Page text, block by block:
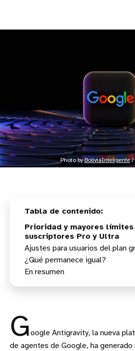
Photo by BoliviaInteligente /
Prioridad y mayores
suscriptores Pro y Ultra
Ajustes para usuarios del plan
¿Qué permanece igual?
En resumen
Google Antigravity, la nueva
de agentes de Google, ha generado